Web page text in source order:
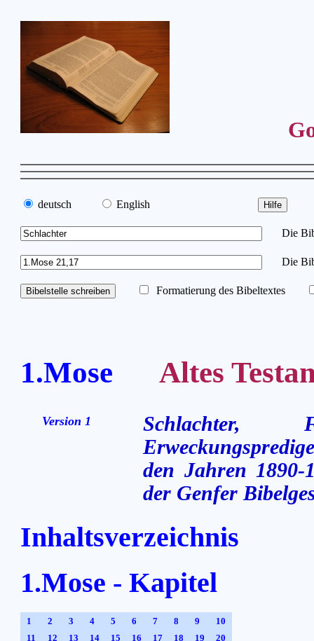
deutsch English
Die
Die
Formatierung des Bibeltextes
1.Mose Altes
Version 1
Schlachter,
den Jahren 1890-
der Genfer
Inhaltsverzeichnis
1.Mose - Kapitel
1 2 3 4 5 6 7 8 9
10
11
12 13 14 15 16 17 18 19
20